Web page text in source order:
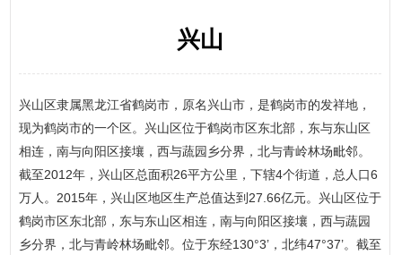
兴山
兴山区隶属黑龙江省鹤岗市，原名兴山市，是鹤岗市的发祥地，
现为鹤岗市的一个区。兴山区位于鹤岗市区东北部，东与东山区
相连，南与向阳区接壤，西与蔬园乡分界，北与青岭林场毗邻。
截至2012年，兴山区总面积26平方公里，下辖4个街道，总人口6
万人。2015年，兴山区地区生产总值达到27.66亿元。兴山区位于
鹤岗市区东北部，东与东山区相连，南与向阳区接壤，西与蔬园
乡分界，北与青岭林场毗邻。位于东经130°3’，北纬47°37’。截至